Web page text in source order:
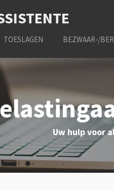
TOESLAGEN BEZWAAR-/
Uw hulp voor